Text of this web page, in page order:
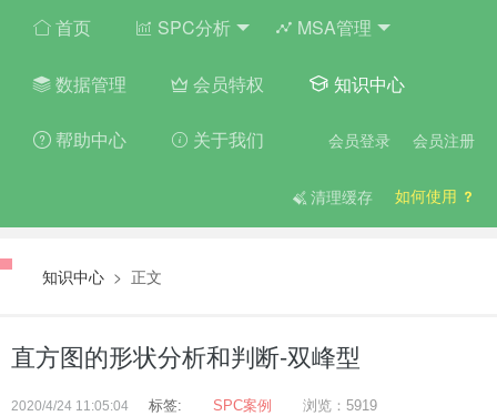
首页 SPC分析 MSA管理
数据管理 会员特权 知识中心
帮助中心 关于我们 会员注册
会员登录
如何使用
清理缓存
知识中心 > 正文
直方图的形状分析和判断-双峰型
2020/4/24 11:05:04 标签: SPC案例 浏览：5919